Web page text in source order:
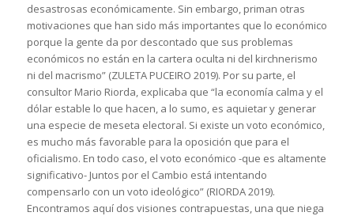
desastrosas económicamente. Sin embargo, priman otras
motivaciones que han sido más importantes que lo económico
porque la gente da por descontado que sus problemas
económicos no están en la cartera oculta ni del kirchnerismo
ni del macrismo” (ZULETA PUCEIRO 2019). Por su parte, el
consultor Mario Riorda, explicaba que “la economía calma y el
dólar estable lo que hacen, a lo sumo, es aquietar y generar
una especie de meseta electoral. Si existe un voto económico,
es mucho más favorable para la oposición que para el
oficialismo. En todo caso, el voto económico -que es altamente
significativo- Juntos por el Cambio está intentando
compensarlo con un voto ideológico” (RIORDA 2019).
Encontramos aquí dos visiones contrapuestas, una que niega